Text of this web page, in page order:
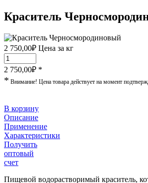
Краситель
2 750,00₽ Цена за кг
2 750,00₽ *
* Внимание! Цена товара действует на момент
В корзину
Описание
Применение
Характеристики
Получить
оптовый
счет
Пищевой водорастворимый краситель,